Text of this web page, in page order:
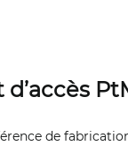
d’accès
de